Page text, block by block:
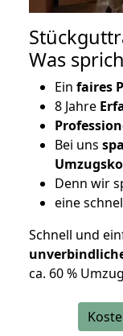
Was
Ein faires
8 Jahre
Bei uns
Denn wir
eine
Schnell und
ca. 60 %